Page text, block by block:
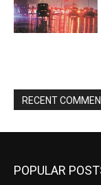
RECENT
POPULAR